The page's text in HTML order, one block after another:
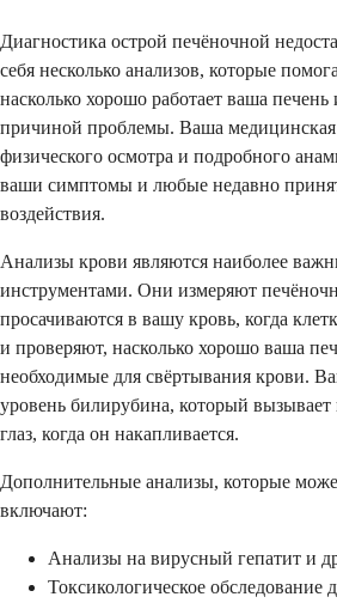
Диагностика острой печёночной
себя несколько анализов, которые
насколько хорошо работает ваша
причиной проблемы. Ваша медицинская
физического осмотра и подробного
ваши симптомы и любые недавно
воздействия.
Анализы крови являются наиболее
инструментами. Они измеряют
просачиваются в вашу кровь, когда
и проверяют, насколько хорошо ваша
необходимые для свёртывания крови.
уровень билирубина, который
глаз, когда он накапливается.
Дополнительные анализы, которые
включают:
Анализы на вирусный гепатит и
Токсикологическое обследование